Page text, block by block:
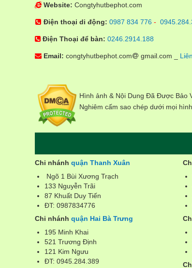
Website: Congtyhutbephot.com
Điện thoại di động: 0987 834 776 -
Điện Thoại để bàn: 0246.2914.188
Email: congtyhutbephot.com gmail.com _
Hình ảnh & Nội Dung Đã Được Bảo
Nghiêm cấm sao chép dưới mọi
Chi nhánh quận Thanh Xuân
Ngõ 1 Bùi Xương Trạch
133 Nguyễn Trãi
87 Khuất Duy Tiến
ĐT: 0987834776
Chi nhánh quận Hai Bà Trưng
195 Minh Khai
521 Trương Định
121 Kim Ngưu
ĐT: 0945.284.389